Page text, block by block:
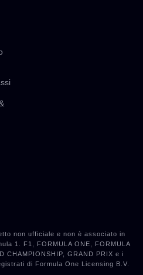
non ufficiale e non è associato in
1. F1, FORMULA ONE, FORMULA
CHAMPIONSHIP, GRAND PRIX e i
di Formula One Licensing B.V.